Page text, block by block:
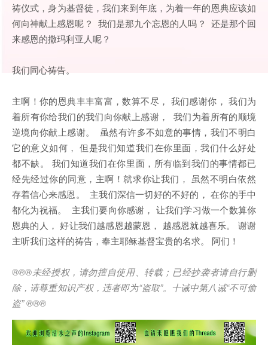
祷仪式，身为基督徒，我们来到年底，为着一年的恩典应该如
何向神献上感恩呢？ 我们是那九个忘恩的人吗？ 还是那个回
来感恩的撒玛利亚人呢？
我们同心祷告。
主啊！你的恩典丰丰富富，数算不尽， 我们感谢你， 我们为
着所有你给我们的我们向你献上感谢， 我们为着所有的顺境
逆境向你献上感谢。 虽然有许多不如意的事情，我们不明白
它的意义如何， 但是我们知道我们在你里面，我们什么好处
都不缺。 我们知道我们在你里面，所有临到我们的事情都已
经先经过你的同意，主啊！就求你让我们， 虽然不明白依然
存着信心来感恩。 主我们深信一切好的不好的， 在你的手中
都化为祝福。 主我们要向你感谢， 让我们学习做一个数算你
恩典的人， 好让我们越感恩越蒙恩， 越感恩就越喜乐。 谢谢
主听我们这样的祷告，奉主耶稣基督宝贵的名求。 阿们！
®®®未经授权，请勿擅自使用、转载；已经抄袭者请自行删
除，请尊重知识产权，违者即为“盗取”。十诫中第八诫“不可偷
盗” ®®®